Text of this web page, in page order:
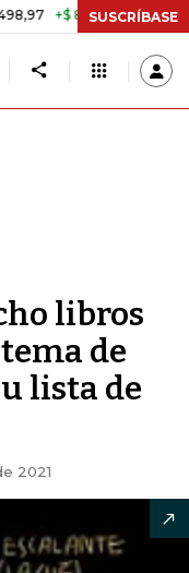
+2,19% TASA DE
SUSCRÍBASE
libros
de
lista de
2021